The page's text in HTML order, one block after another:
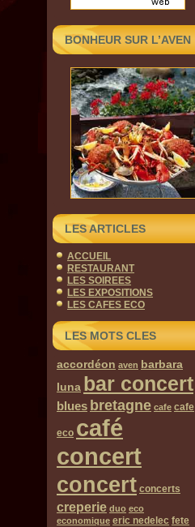
BONHEUR SUR L’AVEN
LES ARTICLES
ACCUEIL
RESTAURANT
LES SOIREES
LES EXPOSITIONS
LES CAFES ECO
LES MOTS CLES
accordéon aven barbara
luna bar concert
blues bretagne cafe cafe
eco café
concert
concert concerts
creperie duo eco
economique eric nedelec fete